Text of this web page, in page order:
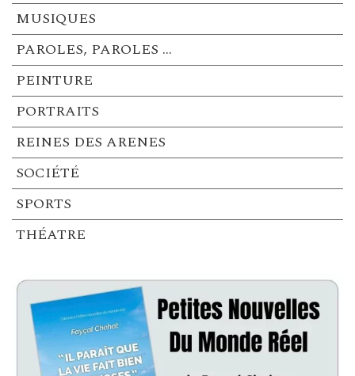
MUSIQUES
PAROLES, PAROLES …
PEINTURE
PORTRAITS
REINES DES ARENES
SOCIÉTÉ
SPORTS
THÉATRE